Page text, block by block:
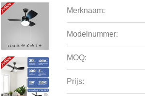
Merknaam:
Modelnummer:
MOQ:
Prijs: